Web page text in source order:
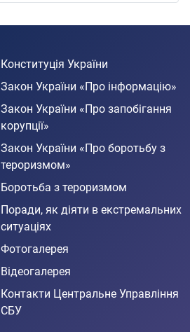
Конституція України
Закон України «Про інформацію»
Закон України «Про запобігання
корупції»
Закон України «Про боротьбу з
тероризмом»
Боротьба з тероризмом
Поради, як діяти в екстремальних
ситуаціях
Фотогалерея
Відеогалерея
Контакти Центральне Управління
СБУ